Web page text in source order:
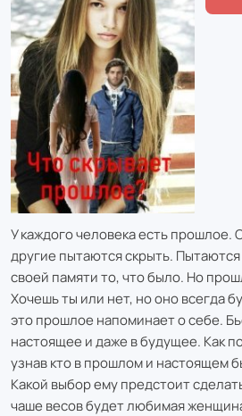
У каждого человека есть прошлое.
другие пытаются скрыть.
своей памяти то, что было. Но
Хочешь ты или нет, но оно всегда
это прошлое напоминает о себе.
настоящее и даже в будущее. Как
узнав кто в прошлом и настоящем
Какой выбор ему предстоит
чаше весов будет любимая